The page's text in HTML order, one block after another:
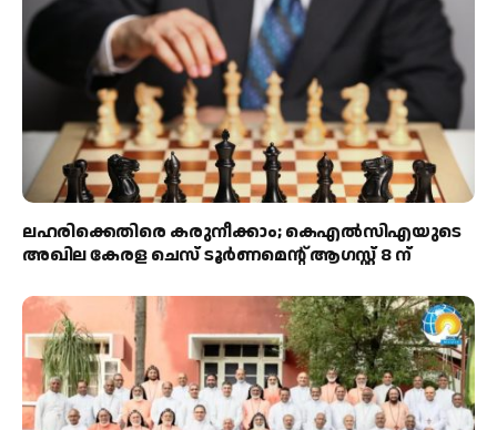
ലഹരിക്കെതിരെ കരുനീക്കാം; കെഎൽസിഎയുടെ
അഖില കേരള ചെസ് ടൂർണമെന്റ് ആഗസ്റ്റ് 8 ന്